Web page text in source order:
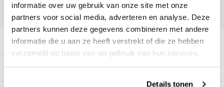
informatie over uw gebruik van onze site met onze
partners voor social media, adverteren en analyse. Deze
partners kunnen deze gegevens combineren met andere
informatie die u aan ze heeft verstrekt of die ze hebben
verzameld op basis van uw gebruik van hun services.
Details tonen
DELEN:
Productomschrijving